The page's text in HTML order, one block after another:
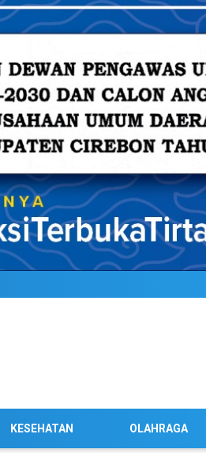
KESEHATAN OLAHRAGA